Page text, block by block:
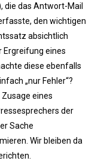
das Antwort-Mail
den wichtigen
absichtlich
Ergreifung eines
diese ebenfalls
„nur Fehler“?
eines
der
Sache
Wir bleiben da